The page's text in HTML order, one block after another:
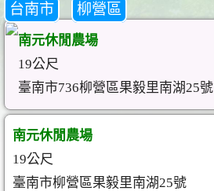
台南市 柳營區
南元休閒農場
19公尺
臺南市736柳營區果毅里南湖25號
南元休閒農場
19公尺
臺南市柳營區果毅里南湖25號